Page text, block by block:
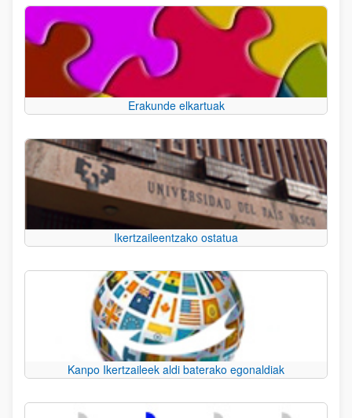
Erakunde elkartuak
Ikertzaileentzako ostatua
Kanpo Ikertzaileek aldi baterako egonaldiak